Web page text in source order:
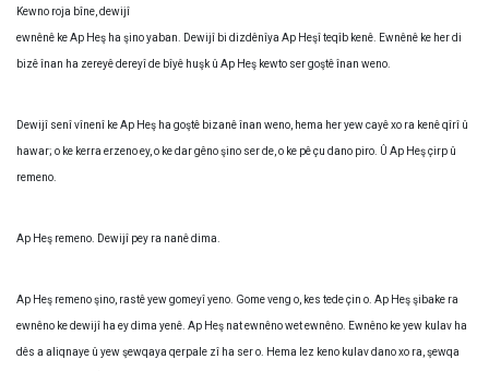
Kewno roja bîne, dewijî
ewnênê ke Ap Heş ha şino yaban. Dewijî bi dizdênîya Ap Heşî teqîb kenê. Ewnênê ke her di
bizê înan ha zereyê dereyî de bîyê huşk û Ap Heş kewto ser goştê înan weno.
Dewijî senî vînenî ke Ap Heş ha goştê bizanê înan weno, hema her yew cayê xo ra kenê qîrî û
hawar; o ke kerra erzeno ey, o ke dar gêno şino ser de, o ke pê çu dano piro. Û Ap Heş çirp û
remeno.
Ap Heş remeno. Dewijî pey ra nanê dima.
Ap Heş remeno şino, rastê yew gomeyî yeno. Gome veng o, kes tede çin o. Ap Heş şibake ra
ewnêno ke dewijî ha ey dima yenê. Ap Heş nat ewnêno wet ewnêno. Ewnêno ke yew kulav ha
dês a aliqnaye û yew şewqaya qerpale zî ha ser o. Hema lez keno kulav dano xo ra, şewqa